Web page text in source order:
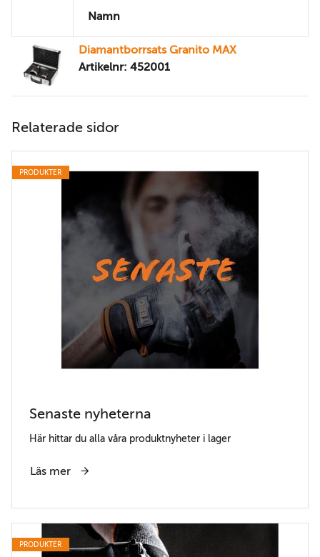
Namn
Diamantborrsats Granito MAX
Artikelnr: 452001
Relaterade sidor
PRODUKTER
Senaste nyheterna
Här hittar du alla våra produktnyheter i lager
Läs mer
PRODUKTER